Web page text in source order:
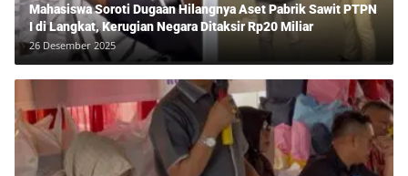
Mahasiswa Soroti Dugaan Hilangnya Aset Pabrik Sawit PTPN
I di Langkat, Kerugian Negara Ditaksir Rp20 Miliar
26 Desember 2025